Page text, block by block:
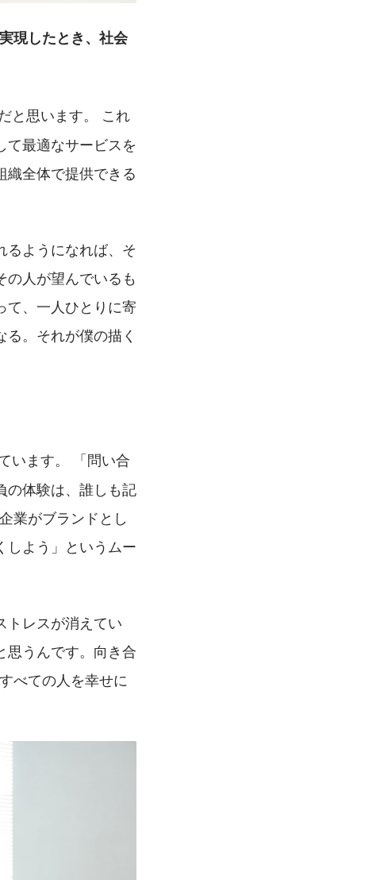
現したとき、社会
と思います。 これ
て最適なサービスを
織全体で提供できる
るようになれば、そ
人が望んでいるも
て、一人ひとりに寄
。それが僕の描く
います。 「問い合
の体験は、誰しも記
業がブランドとし
しよう」というムー
トレスが消えてい
思うんです。向き合
べての人を幸せに